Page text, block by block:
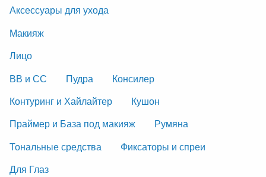
Аксессуары для ухода
Макияж
Лицо
ВВ и СС
Пудра
Консилер
Контуринг и Хайлайтер
Кушон
Праймер и База под макияж
Румяна
Тональные средства
Фиксаторы и спреи
Для Глаз